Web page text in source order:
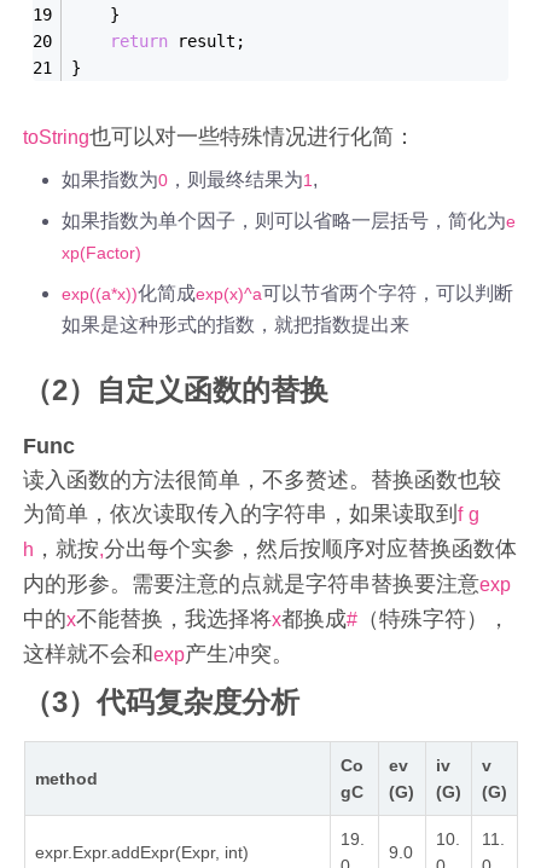
    }
return result;
}
toString也可以对一些特殊情况进行化简：
如果指数为0 ，则最终结果为1 ,
如果指数为单个因子，则可以省略一层括号，简化为e
xp(Factor)
exp((a*x))化简成exp(x)^a可以节省两个字符，可以判断
如果是这种形式的指数，就把指数提出来
（2）自定义函数的替换
Func
读入函数的方法很简单，不多赘述。替换函数也较
为简单，依次读取传入的字符串，如果读取到f g
h ，就按,分出每个实参，然后按顺序对应替换函数体
内的形参。需要注意的点就是字符串替换要注意exp
中的x不能替换，我选择将x都换成# （特殊字符），
这样就不会和exp产生冲突。
（3）代码复杂度分析
method
Co
gC
ev
(G)
iv
(G)
v
(G)
expr.Expr.addExpr(Expr, int)
19.
9.0
10.
11.